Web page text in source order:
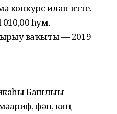
конкурс иғлан итте.
һум.
ваҡыты — 2019
Башлығы
фән, киң